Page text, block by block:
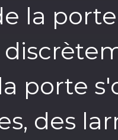
la
porte
des